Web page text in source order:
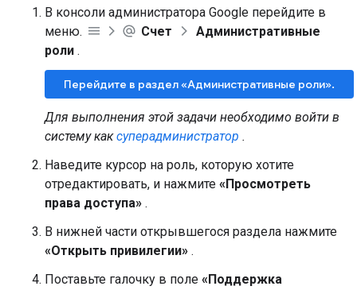
В консоли администратора Google перейдите в
меню.
Счет
Административные
роли .
Перейдите в раздел «Административные роли».
Для выполнения этой задачи необходимо войти в
систему каксуперадминистратор .
Наведите курсор на роль, которую хотите
отредактировать, и нажмите «Просмотреть
права доступа» .
В нижней части открывшегося раздела нажмите
«Открыть привилегии» .
Поставьте галочку в поле «Поддержка